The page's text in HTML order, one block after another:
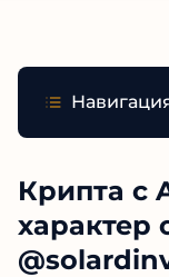
Крипта с
характер
ютуб